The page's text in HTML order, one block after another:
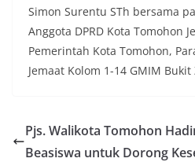
Simon Surentu STh bersama
Anggota DPRD Kota Tomohon
Pemerintah Kota Tomohon,
Jemaat Kolom 1-14 GMIM
Pjs. Walikota Tomohon
Beasiswa untuk Dorong